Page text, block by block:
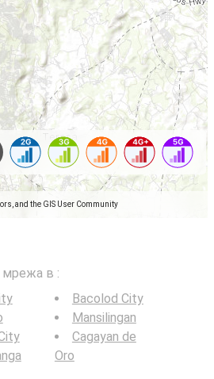
and the GIS User Community
мрежа в :
Bacolod City
Mansilingan
Cagayan de
Oro